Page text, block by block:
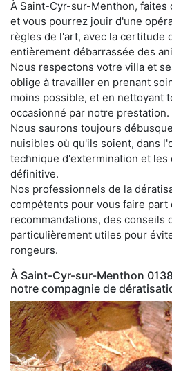
À Saint-Cyr-sur-Menthon, faites
et vous pourrez jouir d'une
règles de l'art, avec la certitude
entièrement débarrassée des
Nous respectons votre villa et
oblige à travailler en prenant
moins possible, et en nettoyant
occasionné par notre prestation.
Nous saurons toujours
nuisibles où qu'ils soient, dans
technique d'extermination et les
définitive.
Nos professionnels de la
compétents pour vous faire part
recommandations, des conseils
particulièrement utiles pour
rongeurs.
À Saint-Cyr-sur-Menthon
notre compagnie de